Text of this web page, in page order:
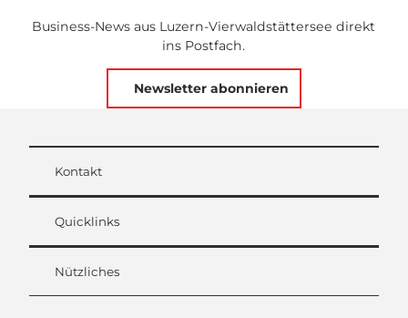
Business-News aus Luzern-Vierwaldstättersee direkt
ins Postfach.
Newsletter abonnieren
Kontakt
Quicklinks
Nützliches